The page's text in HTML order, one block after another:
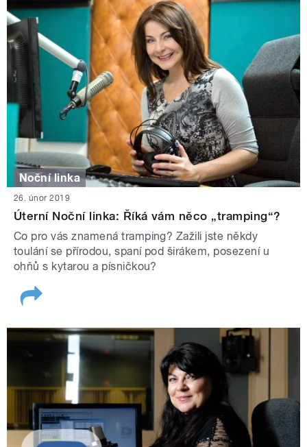
Noční linka
26. únor 2019
Úterní Noční linka: Říká vám něco „tramping“?
Co pro vás znamená tramping? Zažili jste někdy
toulání se přírodou, spaní pod širákem, posezení u
ohňů s kytarou a písničkou?